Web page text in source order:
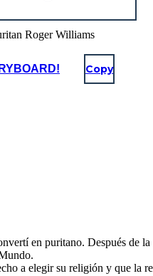
Copy
en puritano. Después de
a elegir su religión y que la